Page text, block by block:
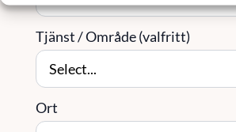
Tjänst / Område (valfritt)
Ort